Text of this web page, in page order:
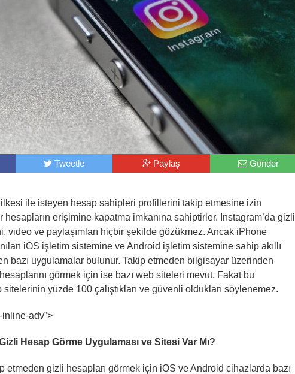
Tweetle Paylaş Gönder
ile isteyen hesap sahipleri profillerini takip etmesine izin
erişimine kapatma imkanına sahiptirler. Instagram’da gizli
video ve paylaşımları hiçbir şekilde gözükmez. Ancak iPhone
iOS işletim sistemine ve Android işletim sistemine sahip akıllı
bazı uygulamalar bulunur. Takip etmeden bilgisayar üzerinden
görmek için ise bazı web siteleri mevut. Fakat bu
yüzde 100 çalıştıkları ve güvenli oldukları söylenemez.
adv”>
Hesap Görme Uygulaması ve Sitesi Var Mı?
etmeden gizli hesapları görmek için iOS ve Android cihazlarda bazı